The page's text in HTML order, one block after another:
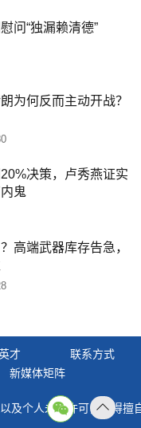
问“独漏赖清德”
为何反而主动开战？
决策，卢秀燕证实
鬼
高端武器库存告急，
才
联系方式
新媒体矩阵
及个人未经许可，不得擅